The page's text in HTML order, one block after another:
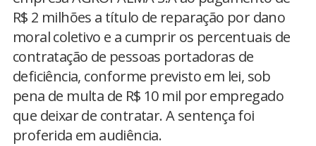
R$ 2 milhões a título de reparação por dano
moral coletivo e a cumprir os percentuais de
contratação de pessoas portadoras de
deficiência, conforme previsto em lei, sob
pena de multa de R$ 10 mil por empregado
que deixar de contratar. A sentença foi
proferida em audiência.